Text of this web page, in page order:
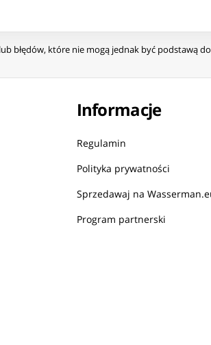
błędów, które nie mogą jednak być podstawą
Informacje
Regulamin
Polityka prywatności
Sprzedawaj na
Program partnerski